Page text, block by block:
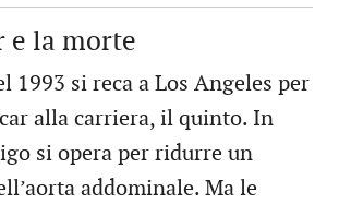
e la morte
1993 si reca a Los Angeles per
alla carriera, il quinto. In
si opera per ridurre un
addominale. Ma le